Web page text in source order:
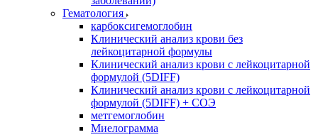
Гематология
карбоксигемоглобин
Клинический анализ крови без
лейкоцитарной формулы
Клинический анализ крови с лейкоцитарной
формулой (5DIFF)
Клинический анализ крови с лейкоцитарной
формулой (5DIFF) + СОЭ
метгемоглобин
Миелограмма